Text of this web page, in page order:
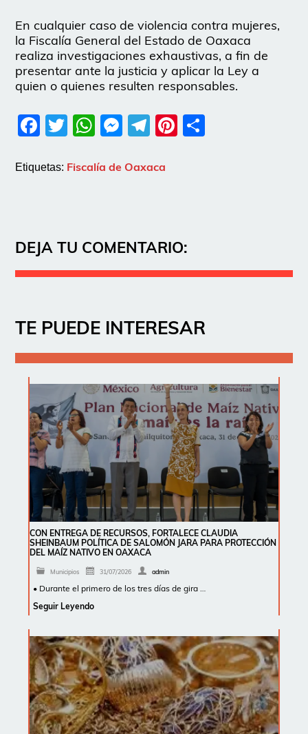
En cualquier caso de violencia contra mujeres,
la Fiscalía General del Estado de Oaxaca
realiza investigaciones exhaustivas, a fin de
presentar ante la justicia y aplicar la Ley a
quien o quienes resulten responsables.
Facebook
Twitter
WhatsApp
Messenger
Telegram
Pinterest
Etiquetas: Fiscalía de Oaxaca
DEJA TU COMENTARIO:
TE PUEDE INTERESAR
CON ENTREGA DE RECURSOS, FORTALECE CLAUDIA
SHEINBAUM POLÍTICA DE SALOMÓN JARA PARA PROTECCIÓN
DEL MAÍZ NATIVO EN OAXACA
Municipios 31/07/2026 admin
• Durante el primero de los tres días de gira …
Seguir Leyendo